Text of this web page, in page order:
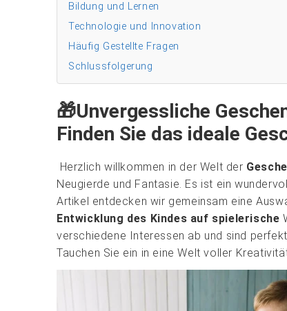
Bildung und Lernen
Technologie und Innovation
Häufig Gestellte Fragen
Schlussfolgerung
🎁Unvergessliche
Finden Sie das ideale
Herzlich willkommen in der Welt der
Neugierde und Fantasie. Es ist ein
Artikel entdecken wir gemeinsam eine
Entwicklung des Kindes auf spielerische
verschiedene Interessen ab und sind
Tauchen Sie ein in eine Welt voller